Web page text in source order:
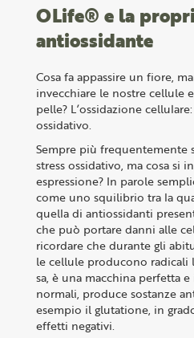
OLife® e la
antiossidante
Cosa fa appassire un fiore,
invecchiare le nostre cellule
pelle? L’ossidazione
ossidativo.
Sempre più frequentemente
stress ossidativo, ma cosa si
espressione? In parole
come uno squilibrio tra la
quella di antiossidanti
che può portare danni alle
ricordare che durante gli
le cellule producono radicali
sa, è una macchina perfetta
normali, produce sostanze
esempio il glutatione, in
effetti negativi.